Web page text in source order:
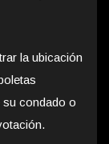
la ubicación
su condado o